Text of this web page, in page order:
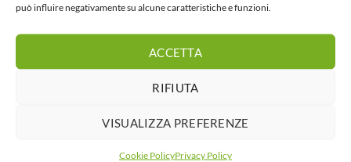
può influire negativamente su alcune caratteristiche e funzioni.
ACCETTA
RIFIUTA
VISUALIZZA PREFERENZE
Cookie PolicyPrivacy Policy